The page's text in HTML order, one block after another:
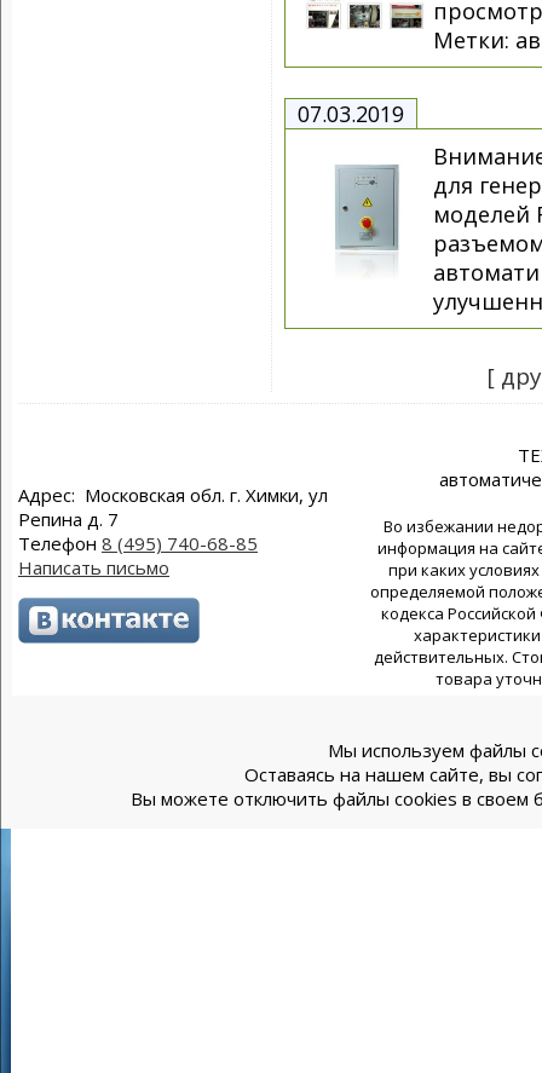
Метки:
07.03.2019
для
моделей
[
Адрес: Московская обл. г. Химки, ул
Репина д. 7
Телефон 8 (495) 740-68-85
Написать письмо
Во избежании
информация на
при каких
определяемой
кодекса
действительных.
товара
Мы используем файлы
Оставаясь на нашем сайте, вы
Вы можете отключить файлы cookies в своем